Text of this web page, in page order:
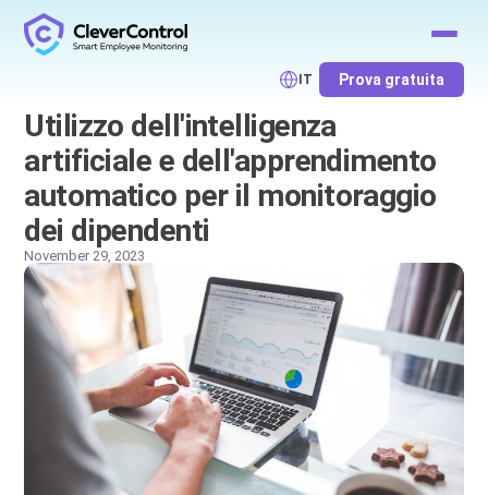
IT Prova gratuita
Utilizzo dell'intelligenza
artificiale e dell'apprendimento
automatico per il monitoraggio
dei dipendenti
November 29, 2023